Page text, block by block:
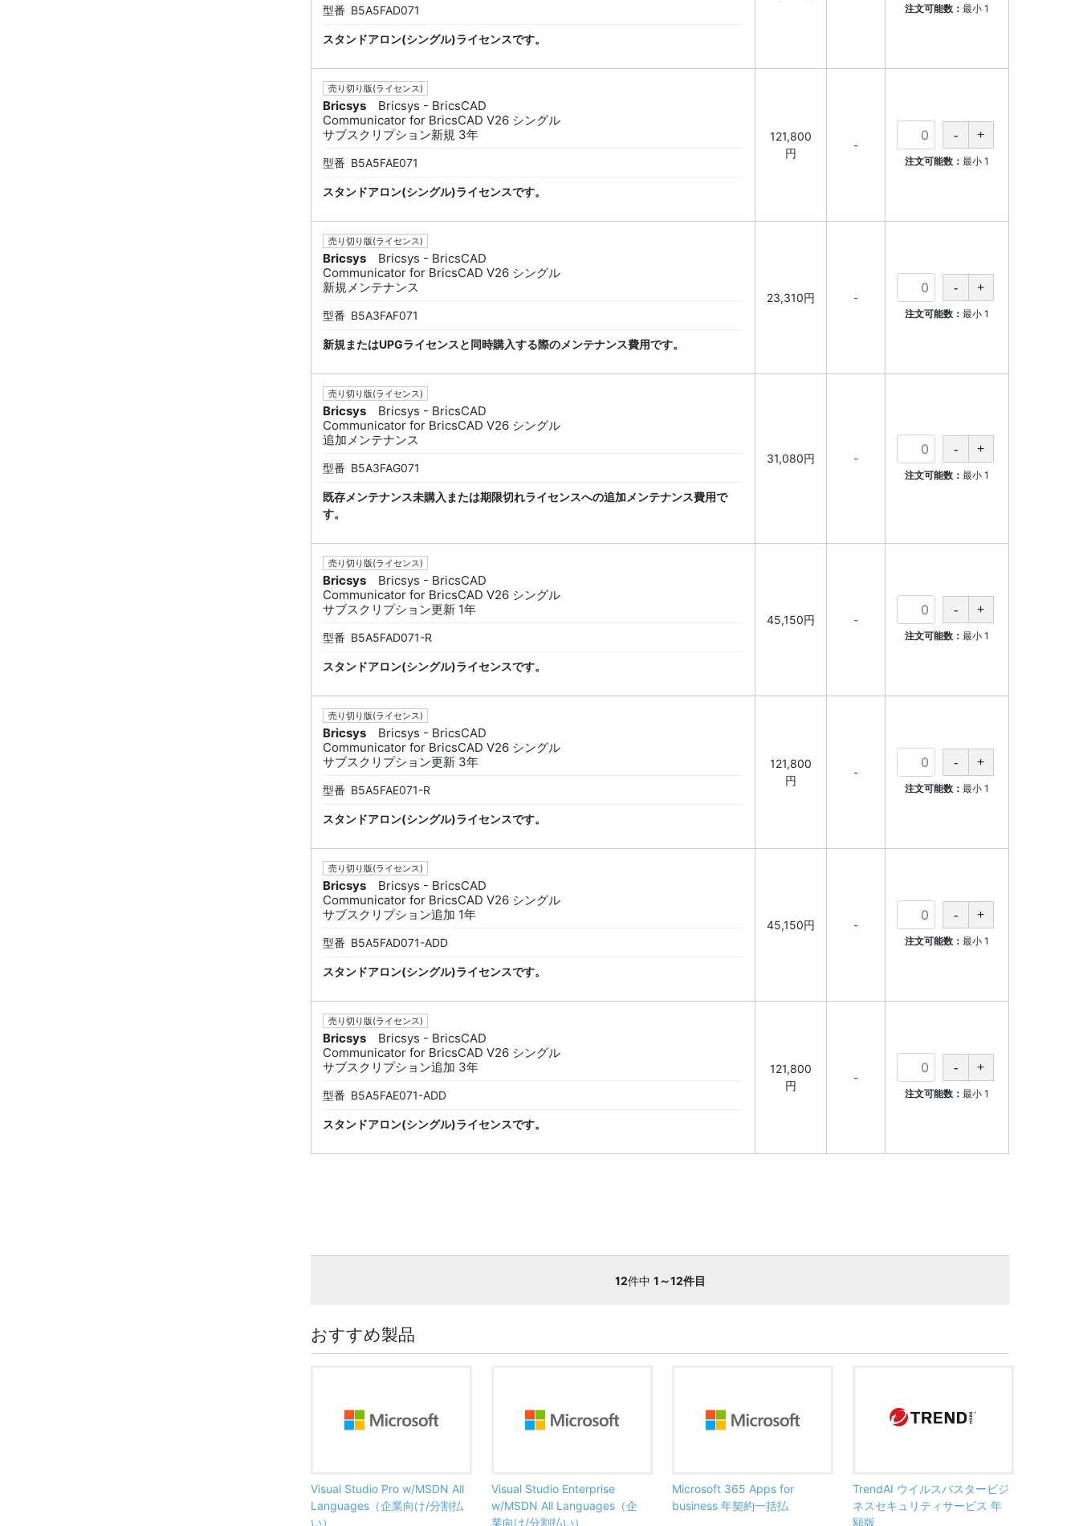
型番 B5A5FAD071
スタンドアロン(シングル)ライセンスです。
注文可能数： 最小 1
売り切り版(ライセンス)
Bricsys
Bricsys - BricsCAD
Communicator for BricsCAD V26 シングル
サブスクリプション新規 3年
型番 B5A5FAE071
スタンドアロン(シングル)ライセンスです。
121,800
円
-
注文可能数： 最小 1
売り切り版(ライセンス)
Bricsys
Bricsys - BricsCAD
Communicator for BricsCAD V26 シングル
新規メンテナンス
型番 B5A3FAF071
新規またはUPGライセンスと同時購入する際のメンテナンス費用です。
23,310円 -
注文可能数： 最小 1
売り切り版(ライセンス)
Bricsys
Bricsys - BricsCAD
Communicator for BricsCAD V26 シングル
追加メンテナンス
型番 B5A3FAG071
既存メンテナンス未購入または期限切れライセンスへの追加メンテナンス費用で
す。
31,080円 -
注文可能数： 最小 1
売り切り版(ライセンス)
Bricsys
Bricsys - BricsCAD
Communicator for BricsCAD V26 シングル
サブスクリプション更新 1年
型番 B5A5FAD071-R
スタンドアロン(シングル)ライセンスです。
45,150円 -
注文可能数： 最小 1
売り切り版(ライセンス)
Bricsys
Bricsys - BricsCAD
Communicator for BricsCAD V26 シングル
サブスクリプション更新 3年
型番 B5A5FAE071-R
スタンドアロン(シングル)ライセンスです。
121,800
円
-
注文可能数： 最小 1
売り切り版(ライセンス)
Bricsys
Bricsys - BricsCAD
Communicator for BricsCAD V26 シングル
サブスクリプション追加 1年
型番 B5A5FAD071-ADD
スタンドアロン(シングル)ライセンスです。
45,150円 -
注文可能数： 最小 1
売り切り版(ライセンス)
Bricsys
Bricsys - BricsCAD
Communicator for BricsCAD V26 シングル
サブスクリプション追加 3年
型番 B5A5FAE071-ADD
スタンドアロン(シングル)ライセンスです。
121,800
円
-
注文可能数： 最小 1
12件中 1～12件目
おすすめ製品
Visual Studio Pro w/MSDN All
Languages（企業向け/分割払
い）
Visual Studio Enterprise
w/MSDN All Languages（企
業向け/分割払い）
Microsoft 365 Apps for
business 年契約一括払
TrendAI ウイルスバスタービジ
ネスセキュリティサービス 年
額版